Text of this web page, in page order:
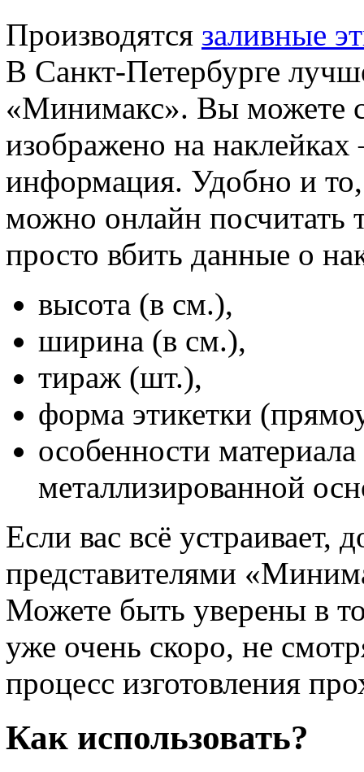
Производятся заливные
В Санкт-Петербурге
«Минимакс». Вы можете
изображено на
информация. Удобно и
можно онлайн посчитать
просто вбить данные о
высота (в см.),
ширина (в см.),
тираж (шт.),
форма этикетки
особенности
металлизированной
Если вас всё устраивает,
представителями
Можете быть уверены в
уже очень скоро, не
процесс изготовления
Как использовать?